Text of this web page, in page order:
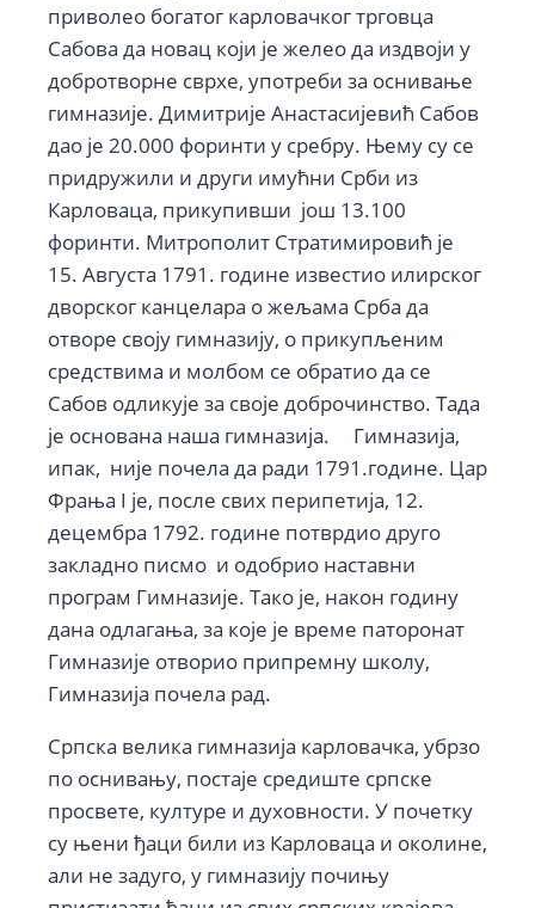
приволео богатог карловачког трговца
Сабова да новац који је желео да издвоји у
добротворне сврхе, употреби за оснивање
гимназије. Димитрије Анастасијевић Сабов
дао је 20.000 форинти у сребру. Њему су се
придружили и други имућни Срби из
Карловаца, прикупивши још 13.100
форинти. Митрополит Стратимировић је
15. Августа 1791. године известио илирског
дворског канцелара о жељама Срба да
отворе своју гимназију, о прикупљеним
средствима и молбом се обратио да се
Сабов одликује за своје доброчинство. Тада
је основана наша гимназија. Гимназија,
ипак, није почела да ради 1791.године. Цар
Фрања I је, после свих перипетија, 12.
децембра 1792. године потврдио друго
закладно писмо и одобрио наставни
програм Гимназије. Тако је, након годину
дана одлагања, за које је време паторонат
Гимназије отворио припремну школу,
Гимназија почела рад.
Српска велика гимназија карловачка, убрзо
по оснивању, постаје средиште српске
просвете, културе и духовности. У почетку
су њени ђаци били из Карловаца и околине,
али не задуго, у гимназију почињу